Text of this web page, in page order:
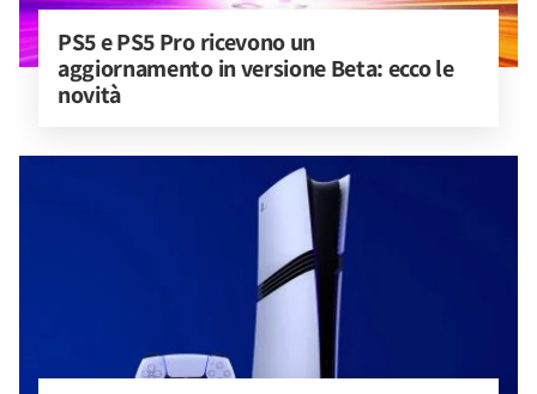
PS5 e PS5 Pro ricevono un
aggiornamento in versione Beta: ecco le
novità